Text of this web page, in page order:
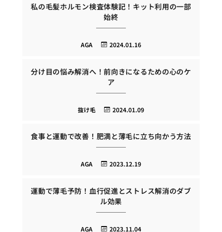
私の毛髪ホルモン検査体験記！キット利用の一部
始終
2024.01.16
AGA
分け目の悩み解消へ！前向きになるための心のケ
ア
2024.01.09
抜け毛
食事と運動で改善！肥満と薄毛に立ち向かう方法
2023.12.19
AGA
運動で薄毛予防！血行促進とストレス解消のダブ
ル効果
2023.11.04
AGA